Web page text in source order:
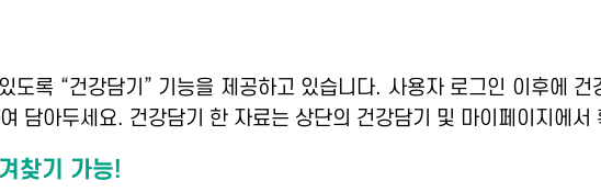
록 “건강담기” 기능을 제공하고 있습니다. 사용자 로그인 이후에 건
담아두세요. 건강담기 한 자료는 상단의 건강담기 및 마이페이지에서
찾기 가능!